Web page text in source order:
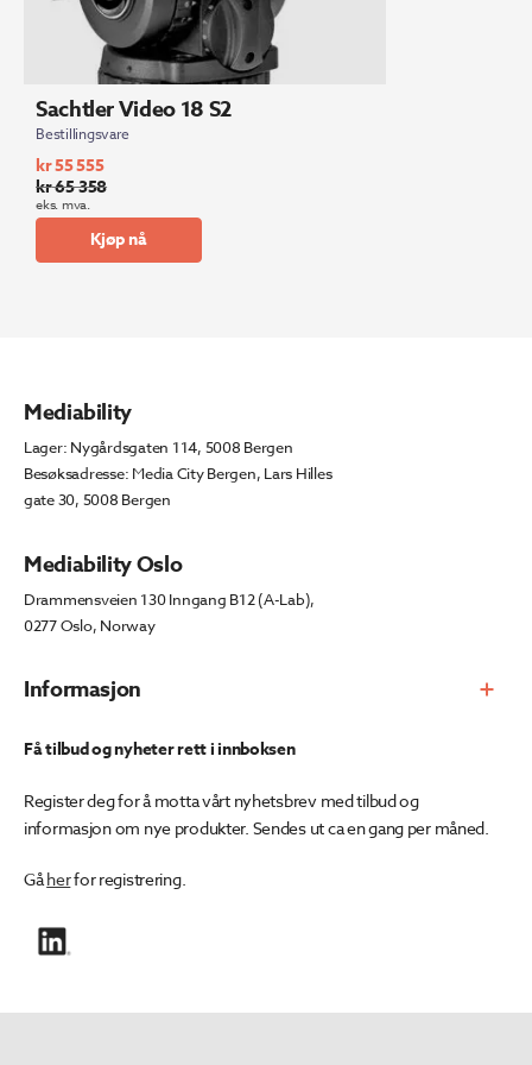
Sachtler Video 18 S2
Bestillingsvare
kr65 358
Opprinnelig
pris
kr55 555
Nåværende
pris
eks. mva.
Kjøp nå
Informasjon
Mediability
Lager: Nygårdsgaten 114, 5008 Bergen
Besøksadresse: Media City Bergen, Lars Hilles
gate 30, 5008 Bergen
Mediability Oslo
Drammensveien 130 Inngang B12 (A-Lab),
0277 Oslo, Norway
Få tilbud og nyheter rett i innboksen
Register deg for å motta vårt nyhetsbrev med tilbud og
informasjon om nye produkter. Sendes ut ca en gang per måned.
Gåherfor registrering.